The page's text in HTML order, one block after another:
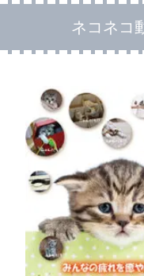
ネコネコ